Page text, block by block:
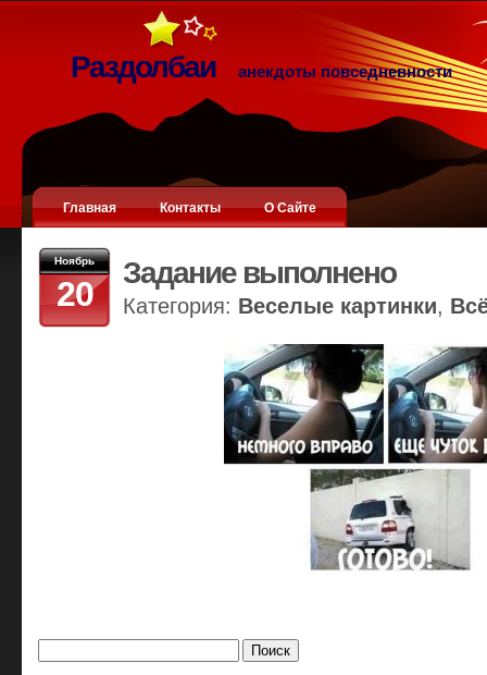
Раздолбаи анекдоты повседневности
Главная Контакты О Сайте
Ноябрь
20
Задание выполнено
Категория: Веселые картинки,